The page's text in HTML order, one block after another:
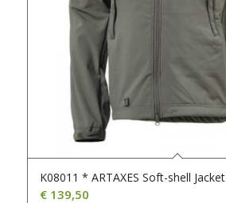
K08011 * ARTAXES Soft-shell Jacket
€139,50